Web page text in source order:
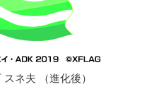
ネ夫 （進化後）